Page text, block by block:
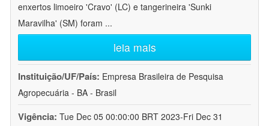
enxertos limoeiro 'Cravo' (LC) e tangerineira 'Sunki
Maravilha' (SM) foram ...
leia mais
Instituição/UF/País: Empresa Brasileira de Pesquisa
Agropecuária - BA - Brasil
Vigência: Tue Dec 05 00:00:00 BRT 2023-Fri Dec 31